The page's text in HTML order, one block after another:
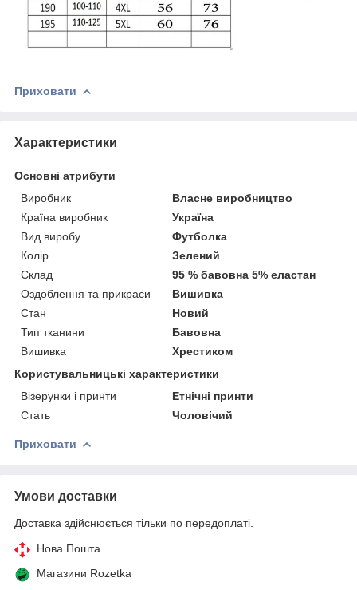
Приховати
Характеристики
Основні атрибути
Виробник
Власне виробництво
Країна виробник
Україна
Вид виробу
Футболка
Колір
Зелений
Склад
95 % бавовна 5% еластан
Оздоблення та прикраси
Вишивка
Стан
Новий
Тип тканини
Бавовна
Вишивка
Хрестиком
Користувальницькі характеристики
Візерунки і принти
Етнічні принти
Стать
Чоловічий
Приховати
Умови доставки
Доставка здійснюється тільки по передоплаті.
Нова Пошта
Магазини Rozetka